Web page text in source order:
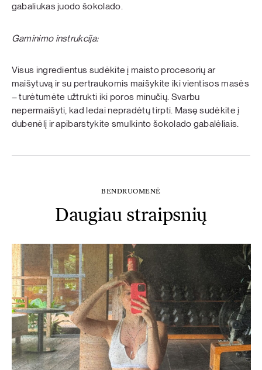
gabaliukas juodo šokolado.
Gaminimo instrukcija:
Visus ingredientus sudėkite į maisto procesorių ar
maišytuvą ir su pertraukomis maišykite iki vientisos masės
– turėtumėte užtrukti iki poros minučių. Svarbu
nepermaišyti, kad ledai nepradėtų tirpti. Masę sudėkite į
dubenėlį ir apibarstykite smulkinto šokolado gabalėliais.
BENDRUOMENĖ
Daugiau straipsnių